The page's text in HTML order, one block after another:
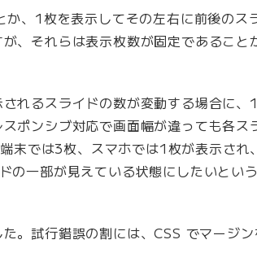
、1枚を表示してその左右に前後のス
、それらは表示枚数が固定であること
れるスライドの数が変動する場合に、
ポンシブ対応で画面幅が違っても各ス
末では3枚、スマホでは1枚が表示され
の一部が見えている状態にしたいとい
。試行錯誤の割には、CSS でマージ